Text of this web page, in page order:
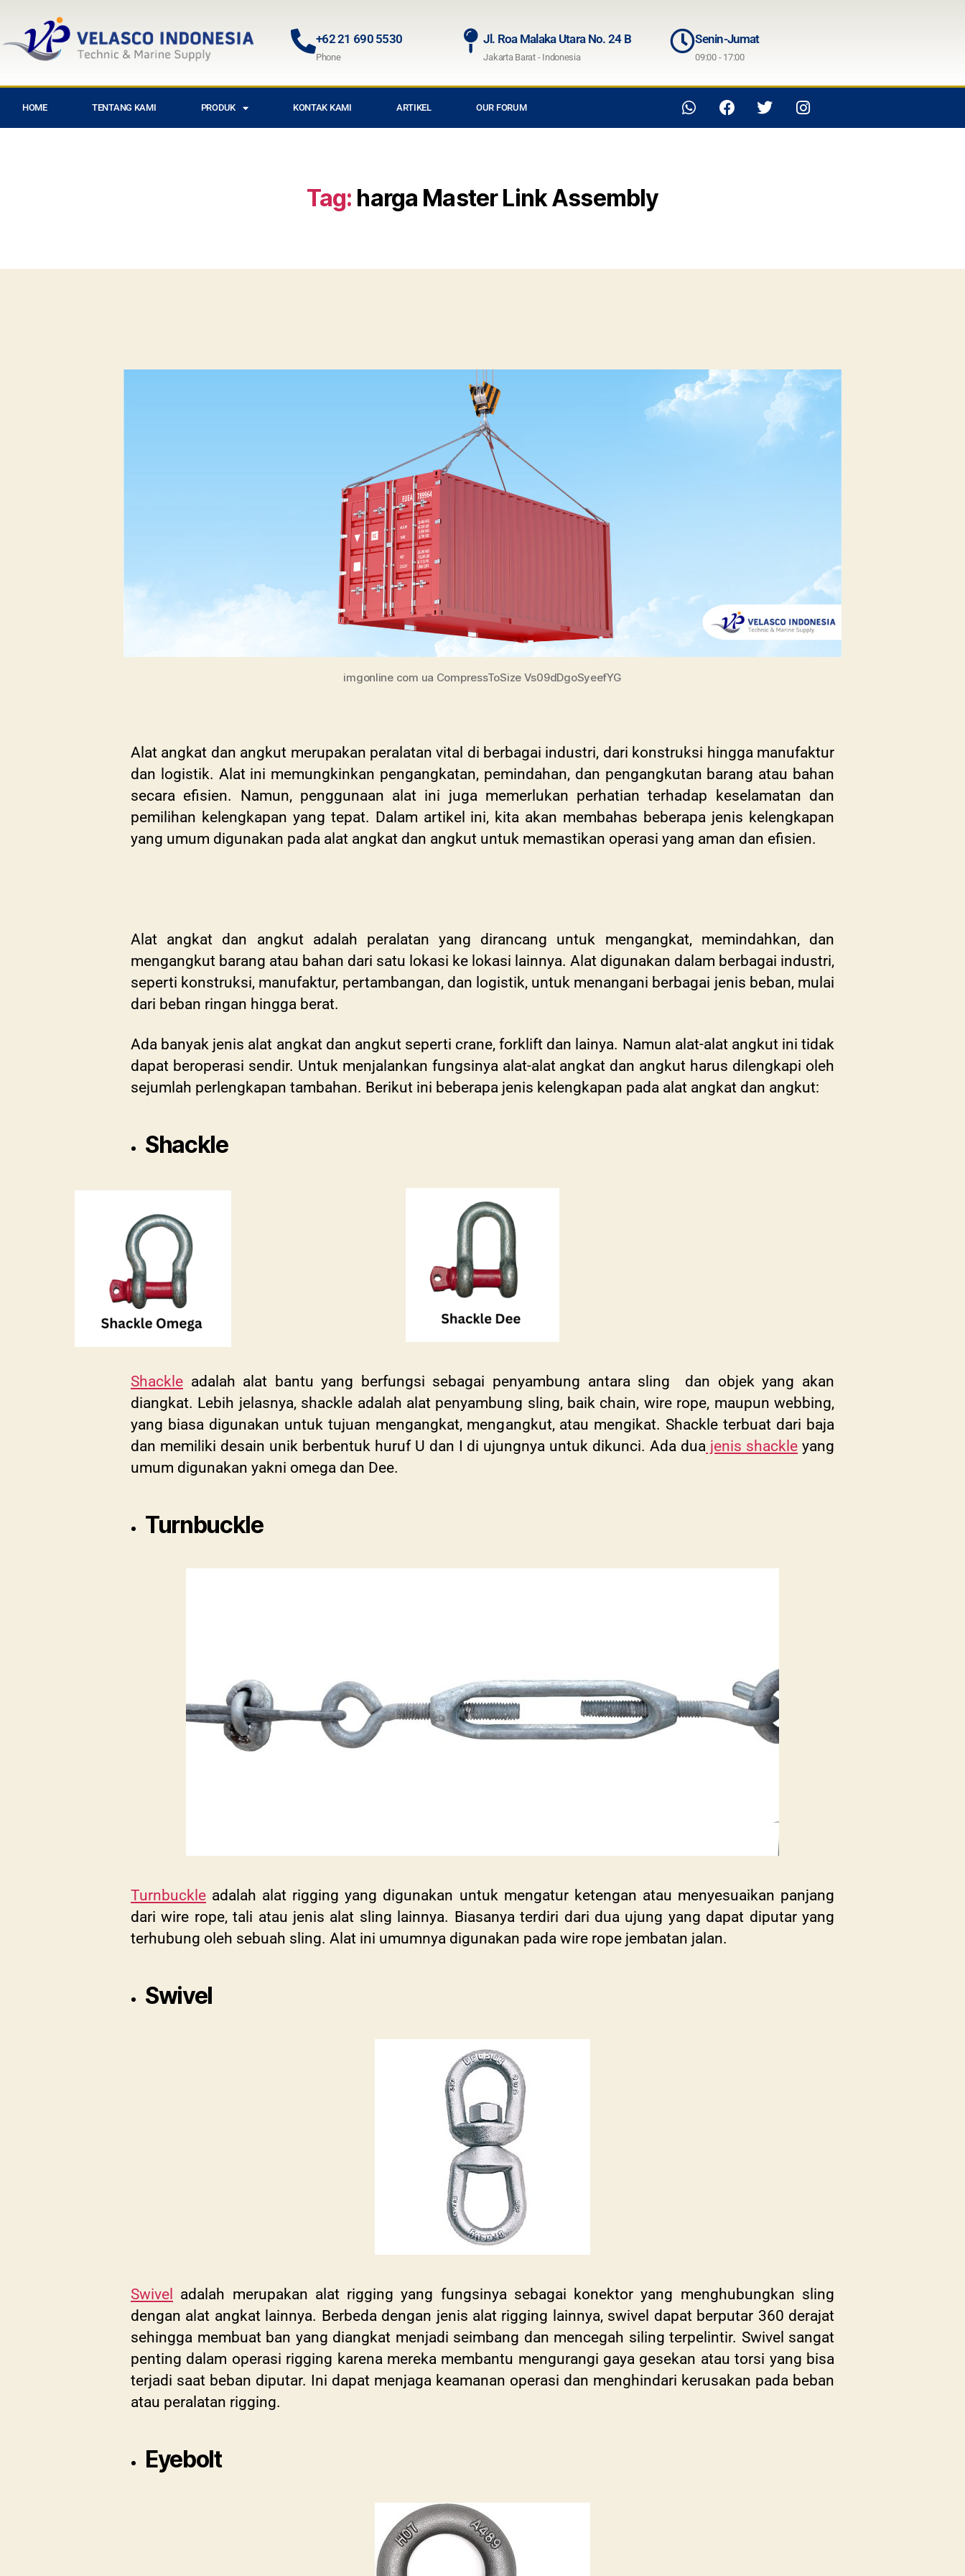
+62 21 690 5530
Phone
Jl. Roa Malaka Utara No. 24 B
Jakarta Barat - Indonesia
Senin-Jumat
09:00 - 17:00
HOME TENTANG KAMI PRODUK KONTAK KAMI ARTIKEL OUR FORUM
Tag: harga Master Link Assembly
imgonline com ua CompressToSize Vs09dDgoSyeefYG
Alat angkat dan angkut merupakan peralatan vital di berbagai industri, dari konstruksi hingga manufaktur
dan logistik. Alat ini memungkinkan pengangkatan, pemindahan, dan pengangkutan barang atau bahan
secara efisien. Namun, penggunaan alat ini juga memerlukan perhatian terhadap keselamatan dan
pemilihan kelengkapan yang tepat. Dalam artikel ini, kita akan membahas beberapa jenis kelengkapan
yang umum digunakan pada alat angkat dan angkut untuk memastikan operasi yang aman dan efisien.
Alat angkat dan angkut adalah peralatan yang dirancang untuk mengangkat, memindahkan, dan
mengangkut barang atau bahan dari satu lokasi ke lokasi lainnya. Alat digunakan dalam berbagai industri,
seperti konstruksi, manufaktur, pertambangan, dan logistik, untuk menangani berbagai jenis beban, mulai
dari beban ringan hingga berat.
Ada banyak jenis alat angkat dan angkut seperti crane, forklift dan lainya. Namun alat-alat angkut ini tidak
dapat beroperasi sendir. Untuk menjalankan fungsinya alat-alat angkat dan angkut harus dilengkapi oleh
sejumlah perlengkapan tambahan. Berikut ini beberapa jenis kelengkapan pada alat angkat dan angkut:
Shackle
Shackle adalah alat bantu yang berfungsi sebagai penyambung antara sling dan objek yang akan
diangkat. Lebih jelasnya, shackle adalah alat penyambung sling, baik chain, wire rope, maupun webbing,
yang biasa digunakan untuk tujuan mengangkat, mengangkut, atau mengikat. Shackle terbuat dari baja
dan memiliki desain unik berbentuk huruf U dan I di ujungnya untuk dikunci. Ada dua jenis shackle yang
umum digunakan yakni omega dan Dee.
Turnbuckle
Turnbuckle adalah alat rigging yang digunakan untuk mengatur ketengan atau menyesuaikan panjang
dari wire rope, tali atau jenis alat sling lainnya. Biasanya terdiri dari dua ujung yang dapat diputar yang
terhubung oleh sebuah sling. Alat ini umumnya digunakan pada wire rope jembatan jalan.
Swivel
Swivel
adalah merupakan alat rigging yang fungsinya sebagai konektor yang menghubungkan sling
dengan alat angkat lainnya. Berbeda dengan jenis alat rigging lainnya, swivel dapat berputar 360 derajat
sehingga membuat ban yang diangkat menjadi seimbang dan mencegah siling terpelintir. Swivel sangat
penting dalam operasi rigging karena mereka membantu mengurangi gaya gesekan atau torsi yang bisa
terjadi saat beban diputar. Ini dapat menjaga keamanan operasi dan menghindari kerusakan pada beban
atau peralatan rigging.
Eyebolt